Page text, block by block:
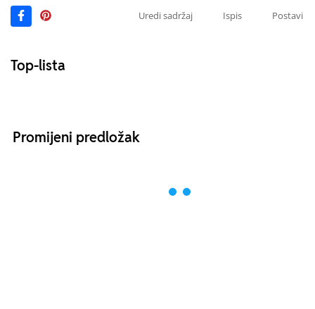
Uredi sadržaj
Ispis Postavi
Top-lista
Promijeni predložak